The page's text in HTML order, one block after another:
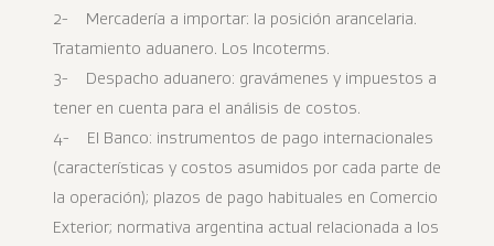
2- Mercadería a importar: la posición arancelaria.
Tratamiento aduanero. Los Incoterms.
3- Despacho aduanero: gravámenes y impuestos a
tener en cuenta para el análisis de costos.
4- El Banco: instrumentos de pago internacionales
(características y costos asumidos por cada parte de
la operación); plazos de pago habituales en Comercio
Exterior; normativa argentina actual relacionada a los